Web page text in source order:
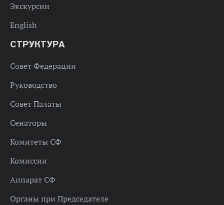
Экскурсии
English
СТРУКТУРА
Совет Федерации
Руководство
Совет Палаты
Сенаторы
Комитеты СФ
Комиссии
Аппарат СФ
Органы при Председателе